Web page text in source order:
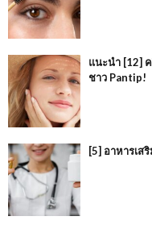
แนะนำ [12]
ชาว Pantip!
[5] อาหารเส